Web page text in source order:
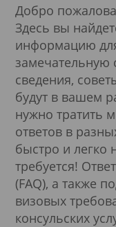
Добро
Здесь вы
информацию
замечательную
сведения,
будут в вашем
нужно тратить
ответов в
быстро и легко
требуется!
(FAQ), а также
визовых
консульских